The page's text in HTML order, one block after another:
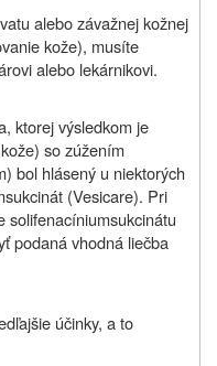
alebo závažnej kožnej
kože), musíte
alebo lekárnikovi.
ktorej výsledkom je
so zúžením
bol hlásený u niektorých
(Vesicare). Pri
solifenacíniumsukcinátu
podaná vhodná liečba
účinky, a to